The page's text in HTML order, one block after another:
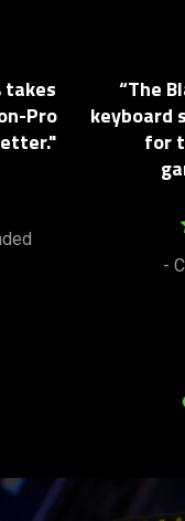
takes
Pro
“The
keyboard
for
-